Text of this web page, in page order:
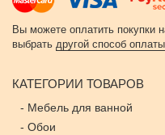
Вы можете оплатить покупки
выбрать другой способ оплаты
КАТЕГОРИИ ТОВАРОВ
- Мебель для ванной
- Обои